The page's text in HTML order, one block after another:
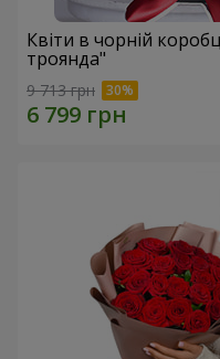
Квіти в чорній
троянда"
9 713 грн